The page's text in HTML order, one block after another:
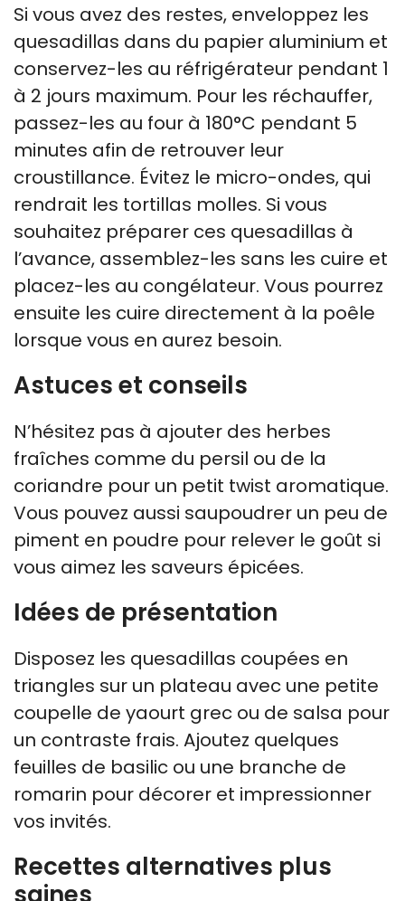
Si vous avez des restes, enveloppez les
quesadillas dans du papier aluminium et
conservez-les au réfrigérateur pendant 1
à 2 jours maximum. Pour les réchauffer,
passez-les au four à 180°C pendant 5
minutes afin de retrouver leur
croustillance. Évitez le micro-ondes, qui
rendrait les tortillas molles. Si vous
souhaitez préparer ces quesadillas à
l’avance, assemblez-les sans les cuire et
placez-les au congélateur. Vous pourrez
ensuite les cuire directement à la poêle
lorsque vous en aurez besoin.
Astuces et conseils
N’hésitez pas à ajouter des herbes
fraîches comme du persil ou de la
coriandre pour un petit twist aromatique.
Vous pouvez aussi saupoudrer un peu de
piment en poudre pour relever le goût si
vous aimez les saveurs épicées.
Idées de présentation
Disposez les quesadillas coupées en
triangles sur un plateau avec une petite
coupelle de yaourt grec ou de salsa pour
un contraste frais. Ajoutez quelques
feuilles de basilic ou une branche de
romarin pour décorer et impressionner
vos invités.
Recettes alternatives plus
saines